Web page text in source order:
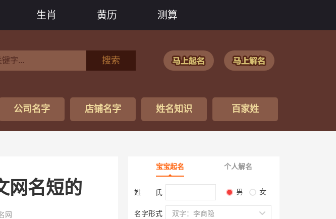
生肖 黄历 测算
搜索
公司名字 店铺名字 姓名知识 百家姓
网名短的
网
宝宝起名 个人解名
姓 氏 男 女
名字形式 双字：李商隐